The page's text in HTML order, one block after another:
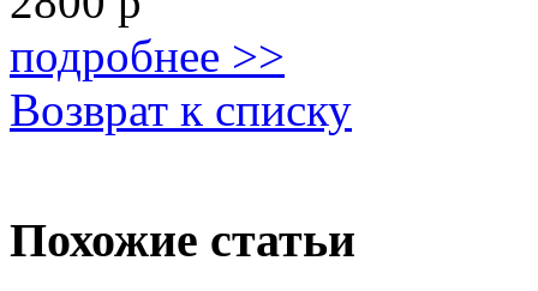
подробнее >>
Возврат к списку
Похожие статьи